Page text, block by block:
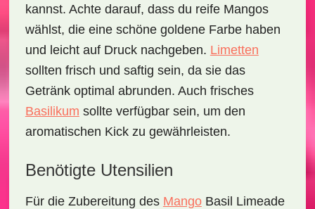
kannst. Achte darauf, dass du reife Mangos
wählst, die eine schöne goldene Farbe haben
und leicht auf Druck nachgeben. Limetten
sollten frisch und saftig sein, da sie das
Getränk optimal abrunden. Auch frisches
Basilikum sollte verfügbar sein, um den
aromatischen Kick zu gewährleisten.
Benötigte Utensilien
Für die Zubereitung des MangoBasil Limeade